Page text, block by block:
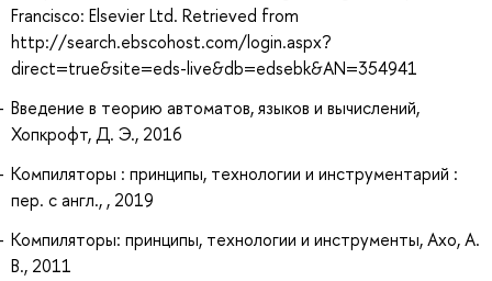
Francisco: Elsevier Ltd. Retrieved from
http://search.ebscohost.com/login.aspx?
direct=true&site=eds-live&db=edsebk&AN=354941
Введение в теорию автоматов, языков и вычислений,
Хопкрофт, Д. Э., 2016
Компиляторы : принципы, технологии и инструментарий :
пер. с англ., , 2019
Компиляторы: принципы, технологии и инструменты, Ахо, А.
В., 2011